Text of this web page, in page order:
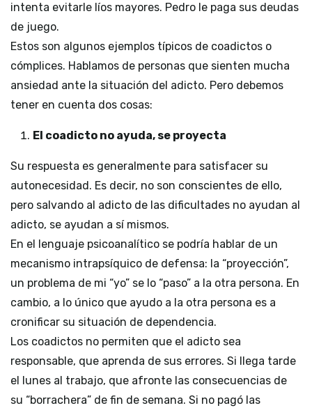
intenta evitarle líos mayores. Pedro le paga sus deudas
de juego.
Estos son algunos ejemplos típicos de coadictos o
cómplices. Hablamos de personas que sienten mucha
ansiedad ante la situación del adicto. Pero debemos
tener en cuenta dos cosas:
El coadicto no ayuda, se proyecta
Su respuesta es generalmente para satisfacer su
autonecesidad. Es decir, no son conscientes de ello,
pero salvando al adicto de las dificultades no ayudan al
adicto, se ayudan a sí mismos.
En el lenguaje psicoanalítico se podría hablar de un
mecanismo intrapsíquico de defensa: la “proyección”,
un problema de mi “yo” se lo “paso” a la otra persona. En
cambio, a lo único que ayudo a la otra persona es a
cronificar su situación de dependencia.
Los coadictos no permiten que el adicto sea
responsable, que aprenda de sus errores. Si llega tarde
el lunes al trabajo, que afronte las consecuencias de
su “borrachera” de fin de semana. Si no pagó las